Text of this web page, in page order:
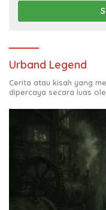
Urband Legend
Cerita atau kisah yang
dipercaya secara luas